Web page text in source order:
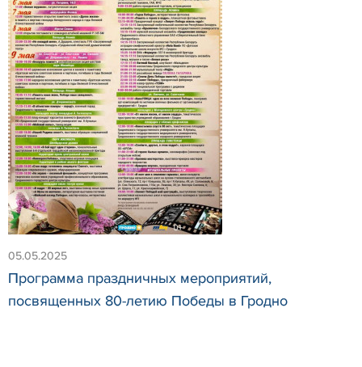
05.05.2025
Программа праздничных мероприятий,
посвященных 80-летию Победы в Гродно